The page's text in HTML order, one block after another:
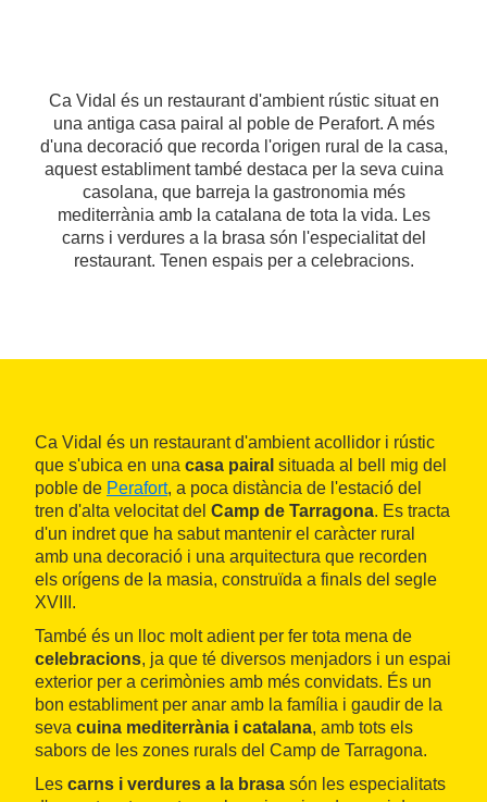
Ca Vidal és un restaurant d'ambient rústic situat en
una antiga casa pairal al poble de Perafort. A més
d'una decoració que recorda l'origen rural de la casa,
aquest establiment també destaca per la seva cuina
casolana, que barreja la gastronomia més
mediterrània amb la catalana de tota la vida. Les
carns i verdures a la brasa són l'especialitat del
restaurant. Tenen espais per a celebracions.
Ca Vidal és un restaurant d'ambient acollidor i rústic
que s'ubica en una casa pairal situada al bell mig del
poble de Perafort, a poca distància de l'estació del
tren d'alta velocitat del Camp de Tarragona. Es tracta
d'un indret que ha sabut mantenir el caràcter rural
amb una decoració i una arquitectura que recorden
els orígens de la masia, construïda a finals del segle
XVIII.
També és un lloc molt adient per fer tota mena de
celebracions, ja que té diversos menjadors i un espai
exterior per a cerimònies amb més convidats. És un
bon establiment per anar amb la família i gaudir de la
seva cuina mediterrània i catalana, amb tots els
sabors de les zones rurals del Camp de Tarragona.
Les carns i verdures a la brasa són les especialitats